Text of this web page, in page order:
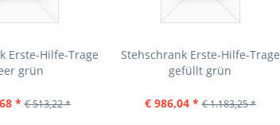
Erste-Hilfe-Trage
grün
* € 513,22 *
Stehschrank Erste-Hilfe-Trage
gefüllt grün
€ 986,04 * € 1.183,25 *